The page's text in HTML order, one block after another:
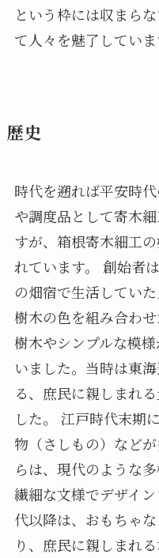
という枠には収まら
て人々を魅了していま
歴史
時代を遡れば平安時
や調度品として寄木
すが、箱根寄木細工
れています。 創始者
の畑宿で生活してい
樹木の色を組み合わ
樹木やシンプルな模
いました。当時は東
る、庶民に親しまれ
した。 江戸時代末期
物（さしもの）など
らは、現代のような
繊細な文様でデザイ
代以降は、おもちゃ
り、庶民に親しまれ